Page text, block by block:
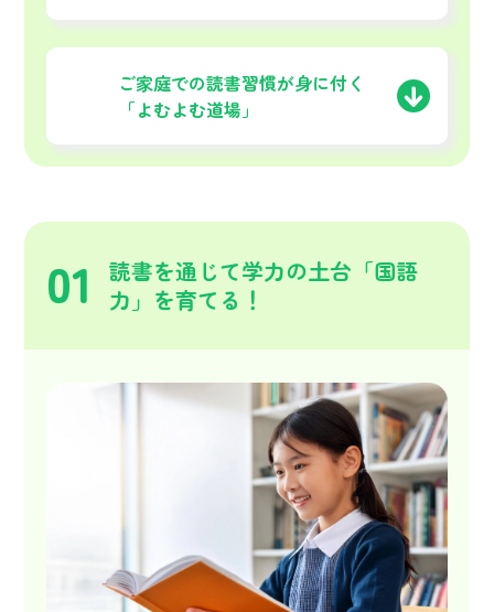
ご家庭での読書習慣が身に付く
「よむよむ道場」
01
読書を通じて学力の土台「国語
力」を育てる！